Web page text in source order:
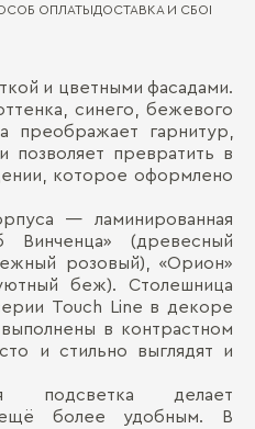
ОПЛАТЫДОСТАВКА И СБОРКА
и цветными фасадами.
синего, бежевого
преображает гарнитур,
позволяет превратить в
которое оформлено
— ламинированная
(древесный
розовый), «Орион»
беж). Столешница
Touch Line в декоре
в контрастном
и стильно выглядят и
подсветка делает
ещё более удобным. В